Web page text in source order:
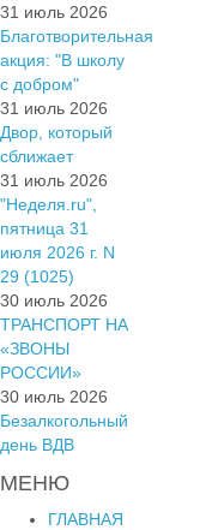
31 июль 2026
Благотворительная
акция: "В школу
с добром"
31 июль 2026
Двор, который
сближает
31 июль 2026
"Неделя.ru",
пятница 31
июля 2026 г. N
29 (1025)
30 июль 2026
ТРАНСПОРТ НА
«ЗВОНЫ
РОССИИ»
30 июль 2026
Безалкогольный
день ВДВ
МЕНЮ
ГЛАВНАЯ